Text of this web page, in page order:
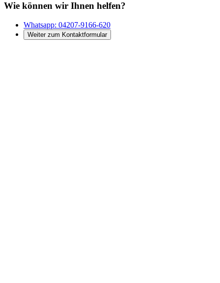
Wie können wir Ihnen helfen?
Whatsapp: 04207-9166-620